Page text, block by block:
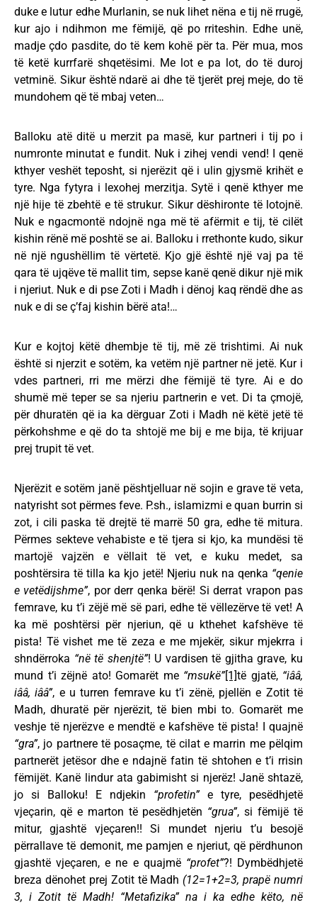
duke e lutur edhe Murlanin, se nuk lihet nëna e tij në rrugë,
kur ajo i ndihmon me fëmijë, që po rriteshin. Edhe unë,
madje çdo pasdite, do të kem kohë për ta. Për mua, mos
të ketë kurrfarë shqetësimi. Me lot e pa lot, do të duroj
vetminë. Sikur është ndarë ai dhe të tjerët prej meje, do të
mundohem që të mbaj veten…
Balloku atë ditë u merzit pa masë, kur partneri i tij po i
numronte minutat e fundit. Nuk i zihej vendi vend! I qenë
kthyer veshët teposht, si njerëzit që i ulin gjysmë krihët e
tyre. Nga fytyra i lexohej merzitja. Sytë i qenë kthyer me
një hije të zbehtë e të strukur. Sikur dëshironte të lotojnë.
Nuk e ngacmontë ndojnë nga më të afërmit e tij, të cilët
kishin rënë më poshtë se ai. Balloku i rrethonte kudo, sikur
në një ngushëllim të vërtetë. Kjo gjë është një vaj pa të
qara të ujqëve të mallit tim, sepse kanë qenë dikur një mik
i njeriut. Nuk e di pse Zoti i Madh i dënoj kaq rëndë dhe as
nuk e di se ç’faj kishin bërë ata!…
Kur e kojtoj këtë dhembje të tij, më zë trishtimi. Ai nuk
është si njerzit e sotëm, ka vetëm një partner në jetë. Kur i
vdes partneri, rri me mërzi dhe fëmijë të tyre. Ai e do
shumë më teper se sa njeriu partnerin e vet. Di ta çmojë,
për dhuratën që ia ka dërguar Zoti i Madh në këtë jetë të
përkohshme e që do ta shtojë me bij e me bija, të krijuar
prej trupit të vet.
Njerëzit e sotëm janë pështjelluar në sojin e grave të veta,
natyrisht sot përmes feve. P.sh., islamizmi e quan burrin si
zot, i cili paska të drejtë të marrë 50 gra, edhe të mitura.
Përmes sekteve vehabiste e të tjera si kjo, ka mundësi të
martojë vajzën e vëllait të vet, e kuku medet, sa
poshtërsira të tilla ka kjo jetë! Njeriu nuk na qenka “qenie
e vetëdijshme”, por derr qenka bërë! Si derrat vrapon pas
femrave, ku t’i zëjë më së pari, edhe të vëllezërve të vet! A
ka më poshtërsi për njeriun, që u kthehet kafshëve të
pista! Të vishet me të zeza e me mjekër, sikur mjekrra i
shndërroka “në të shenjtë”! U vardisen të gjitha grave, ku
mund t’i zëjnë ato! Gomarët me “msukë”[1]të gjatë, “iââ,
iââ, iââ”, e u turren femrave ku t’i zënë, pjellën e Zotit të
Madh, dhuratë për njerëzit, të bien mbi to. Gomarët me
veshje të njerëzve e mendtë e kafshëve të pista! I quajnë
“gra”, jo partnere të posaçme, të cilat e marrin me pëlqim
partnerët jetësor dhe e ndajnë fatin të shtohen e t’i rrisin
fëmijët. Kanë lindur ata gabimisht si njerëz! Janë shtazë,
jo si Balloku! E ndjekin “profetin”e tyre, pesëdhjetë
vjeçarin, që e marton të pesëdhjetën “grua”, si fëmijë të
mitur, gjashtë vjeçaren!! Si mundet njeriu t’u besojë
përrallave të demonit, me pamjen e njeriut, që përdhunon
gjashtë vjeçaren, e ne e quajmë “profet”?! Dymbëdhjetë
breza dënohet prej Zotit të Madh (12=1+2=3, prapë numri
3, i Zotit të Madh! “Metafizika” na i ka edhe këto, në